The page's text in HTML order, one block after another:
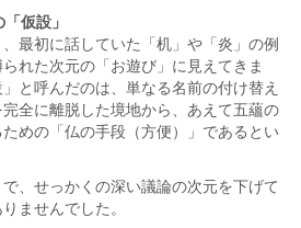
仮設」
最初に話していた「机」や「炎」の例
れた次元の「お遊び」に見えてきま
と呼んだのは、単なる名前の付け替え
全に離脱した境地から、あえて五蘊の
めの「仏の手段（方便）」であるとい
、せっかくの深い議論の次元を下げて
ませんでした。